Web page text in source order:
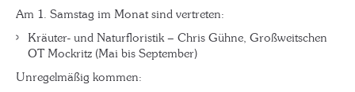
Am 1. Samstag im Monat sind vertreten:
Kräuter- und Naturfloristik – Chris Gühne, Großweitschen
OT Mockritz (Mai bis September)
Unregelmäßig kommen: